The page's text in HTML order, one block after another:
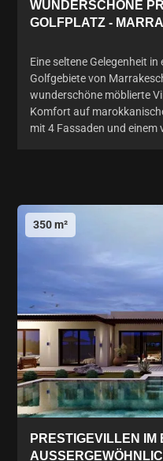
WUNDERSCHÖNE
GOLFPLATZ -
Eine seltene Gelegenheit
Golfgebiete von
wunderschöne möblierte
Komfort auf
mit 4 Fassaden und einem
350 m²
PRESTIGEVILLEN IM